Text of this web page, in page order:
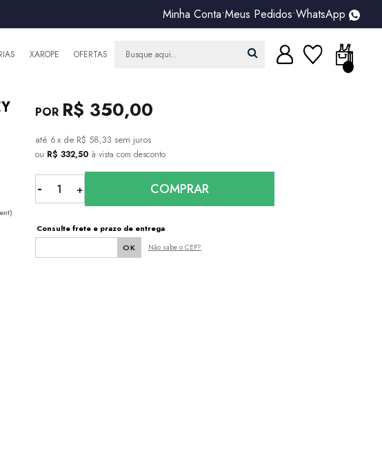
Minha Conta•Meus Pedidos•WhatsApp
XAROPE OFERTAS
R$ 350,00
6x de R$ 58,33 sem juros
ou R$ 332,50 à vista com desconto
COMPRAR
Consulte frete e prazo de entrega
Não sabe o CEP?